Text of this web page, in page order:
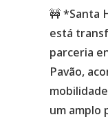
artigos
🚧 *Santa
está
parceria
Pavão,
um amplo